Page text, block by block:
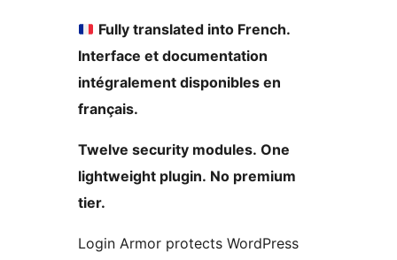
Fully translated into French.
Interface et documentation
intégralement disponibles en
français.
Twelve security modules. One
lightweight plugin. No premium
tier.
Login Armor protects WordPress